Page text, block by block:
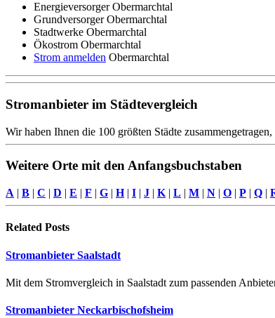
Energieversorger Obermarchtal
Grundversorger Obermarchtal
Stadtwerke Obermarchtal
Ökostrom Obermarchtal
Strom anmelden Obermarchtal
Stromanbieter im Städtevergleich
Wir haben Ihnen die 100 größten Städte
Weitere Orte mit den Anfangsbuchstaben
A | B | C | D | E | F | G | H| I | J | K | L | M | N | O | P | Q |
Related Posts
Stromanbieter Saalstadt
Mit dem Stromvergleich in Saalstadt zum passenden
Stromanbieter Neckarbischofsheim